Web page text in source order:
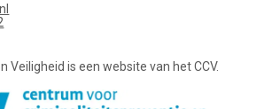
Veiligheid is een website van het CCV.